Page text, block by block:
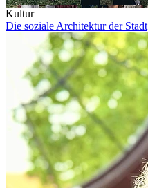
Kultur
Die soziale Architektur der Stadt